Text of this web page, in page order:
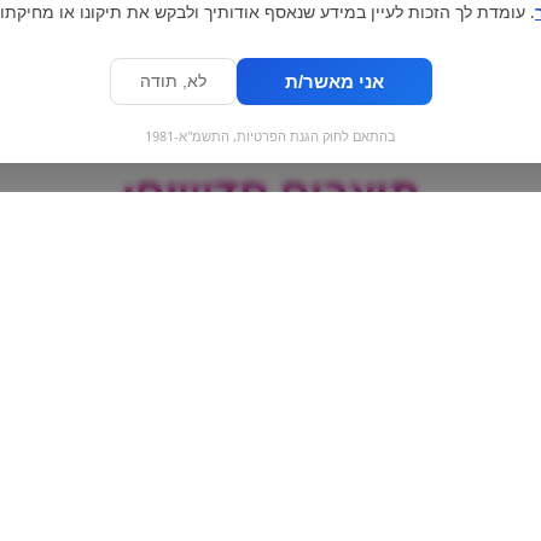
מוצרים חדשים:
. עומדת לך הזכות לעיין במידע שנאסף אודותיך ולבקש את תיקונו או
אני מאשר/ת לא, תודה
בהתאם לחוק הגנת הפרטיות, התשמ"א-1981